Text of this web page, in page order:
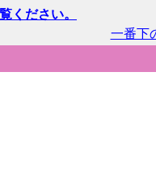
ください。
一番下